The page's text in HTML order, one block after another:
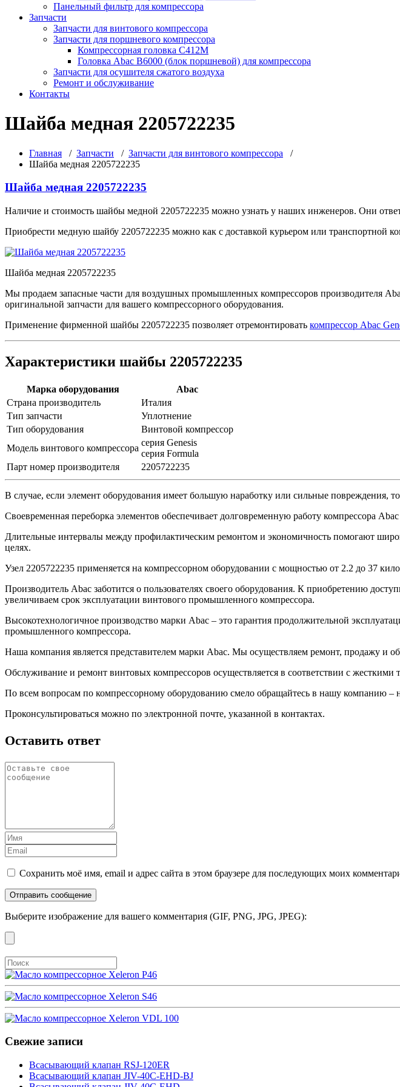
Панельный фильтр для компрессора
Запчасти
Запчасти для винтового компрессора
Запчасти для поршневого компрессора
Компрессорная головка С412М
Головка Abac B6000 (блок поршневой) для компрессора
Запчасти для осушителя сжатого воздуха
Ремонт и обслуживание
Контакты
Шайба медная 2205722235
Главная / Запчасти / Запчасти для винтового компрессора /
Шайба медная 2205722235
Шайба медная 2205722235
Наличие и стоимость шайбы медной 2205722235 можно узнать у наших инженеров. Они
Приобрести медную шайбу 2205722235 можно как с доставкой курьером или транспортной
Шайба медная 2205722235
Мы продаем запасные части для воздушных промышленных компрессоров производителя
оригинальной запчасти для вашего компрессорного оборудования.
Применение фирменной шайбы 2205722235 позволяет отремонтировать компрессор Abac
Характеристики шайбы 2205722235
Марка оборудования
Abac
Страна производитель
Италия
Тип запчасти
Уплотнение
Тип оборудования
Винтовой компрессор
Модель винтового компрессора
серия Genesis
серия Formula
Парт номер производителя
2205722235
В случае, если элемент оборудования имеет большую наработку или сильные повреждения,
Своевременная переборка элементов обеспечивает долговременную работу компрессора
Длительные интервалы между профилактическим ремонтом и экономичность помогают
целях.
Узел 2205722235 применяется на компрессорном оборудовании с мощностью от 2.2 до 37
Производитель Abac заботится о пользователях своего оборудования. К приобретению
увеличиваем срок эксплуатации винтового промышленного компрессора.
Высокотехнологичное производство марки Abac – это гарантия продолжительной
промышленного компрессора.
Наша компания является представителем марки Abac. Мы осуществляем ремонт, продажу и
Обслуживание и ремонт винтовых компрессоров осуществляется в соответствии с жесткими
По всем вопросам по компрессорному оборудованию смело обращайтесь в нашу компанию
Проконсультироваться можно по электронной почте, указанной в контактах.
Оставить ответ
Сохранить моё имя, email и адрес сайта в этом браузере для последующих моих
Выберите изображение для вашего комментария (GIF, PNG, JPG, JPEG):
Свежие записи
Всасывающий клапан RSJ-120ER
Всасывающий клапан JIV-40C-EHD-BJ